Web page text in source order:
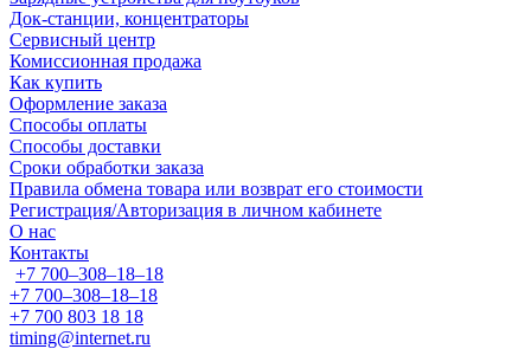
Док-станции, концентраторы
Сервисный центр
Комиссионная продажа
Как купить
Оформление заказа
Способы оплаты
Способы доставки
Сроки обработки заказа
Правила обмена товара или возврат его стоимости
Регистрация/Авторизация в личном кабинете
О нас
Контакты
+7 700‒308‒18‒18
+7 700‒308‒18‒18
+7 700 803 18 18
timing@internet.ru